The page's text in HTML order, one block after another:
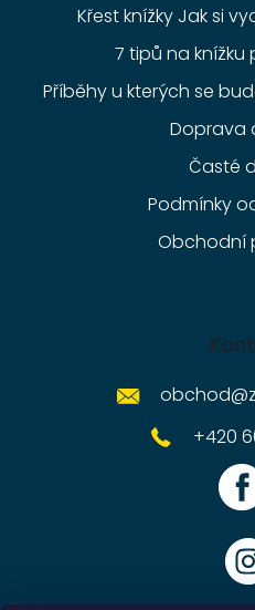
Křest knížky Jak si
7 tipů na
Příběhy u kterých se
Doprava
Časté
Podmínky
Obchodní
obchod@
+420